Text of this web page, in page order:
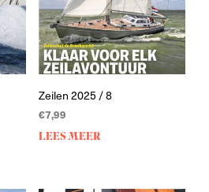
Zeilen 2025 / 8
€7,99
LEES MEER